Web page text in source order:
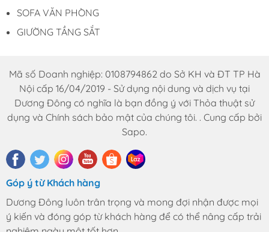
SOFA VĂN PHÒNG
GIƯỜNG TẦNG SẮT
Mã số Doanh nghiệp: 0108794862 do Sở KH và ĐT TP Hà
Nội cấp 16/04/2019 - Sử dụng nội dung và dịch vụ tại
Dương Đông có nghĩa là bạn đồng ý với Thỏa thuật sử
dụng và Chính sách bảo mật của chúng tôi. . Cung cấp bởi
Sapo.
Góp ý từ Khách hàng
Dương Đông luôn trân trọng và mong đợi nhận được mọi
ý kiến và đóng góp từ khách hàng để có thể nâng cấp trải